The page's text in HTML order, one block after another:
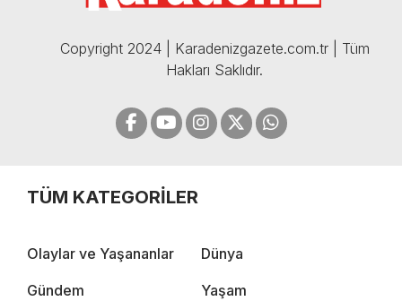
Copyright 2024 | Karadenizgazete.com.tr | Tüm
Hakları Saklıdır.
TÜM KATEGORİLER
Olaylar ve Yaşananlar Dünya
Gündem Yaşam